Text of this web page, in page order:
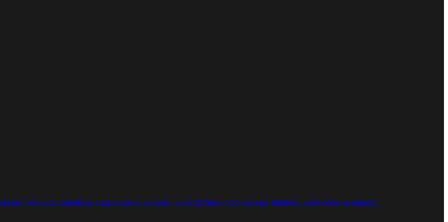
pre Vaše audio zariadenie a zažite skvelý komfort + nové možnosti prepojenia pri štúdiovej, alebo pódiovej aplikácii.